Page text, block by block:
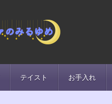
テイスト お手入れ